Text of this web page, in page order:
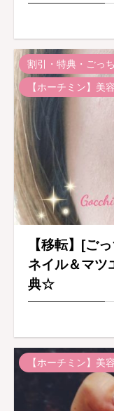
割引・特典・ごっ
【ホーチミン】美
【移転】[ご
ネイル＆マツ
典☆
【ホーチミン】美